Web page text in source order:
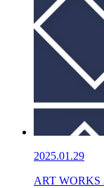
2025.01.29
ART WORKS